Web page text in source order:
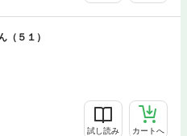
（５１）
試し読み カートへ